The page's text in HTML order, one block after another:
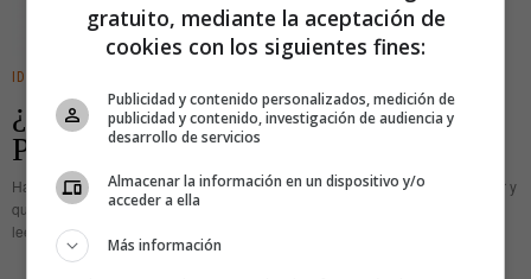
IDEAS
¿Acabaremos hablando como los
Pitufos?
Hay algunas palabras cuyo significado se ha distorsionado de forma popular y
que han conseguido la hazaña de que muchos entiendan, al escucharlas o
leerlas, una acepción que no está en el diccionario.
gratuito, mediante la aceptación de
cookies con los siguientes fines:
Publicidad y contenido personalizados, medición de
publicidad y contenido, investigación de audiencia y
desarrollo de servicios
Almacenar la información en un dispositivo y/o
acceder a ella
Más información